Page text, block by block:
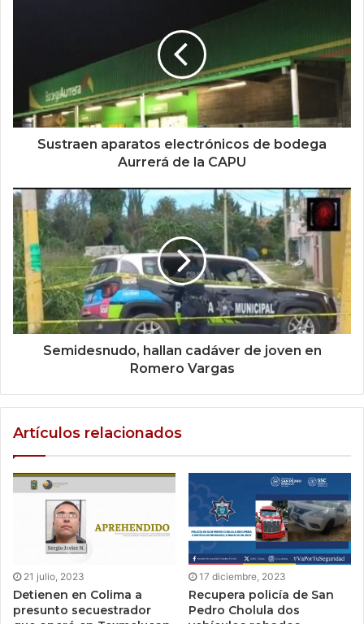
Sustraen aparatos electrónicos de bodega
Aurrerá de la CAPU
Semidesnudo, hallan cadáver de joven en
Romero Vargas
Artículos relacionados
21 julio, 2023
Detienen en Colima a
presunto secuestrador
17 diciembre, 2023
Recupera policía de San
Pedro Cholula dos